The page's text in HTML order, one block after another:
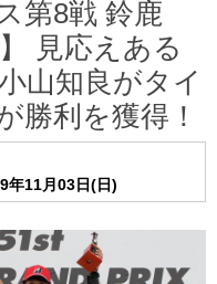
第8戦 鈴鹿
見応えある
山知良がタイ
勝利を獲得！
年11月03日(日)